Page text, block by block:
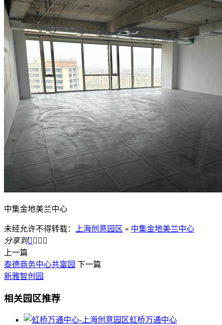
中集金地美兰中心
未经允许不得转载： 上海创意园区 » 中集金地美兰中心
分享到   
上一篇
泰德商务中心共富园 下一篇
新雅智创园
相关园区推荐
虹桥万通中心